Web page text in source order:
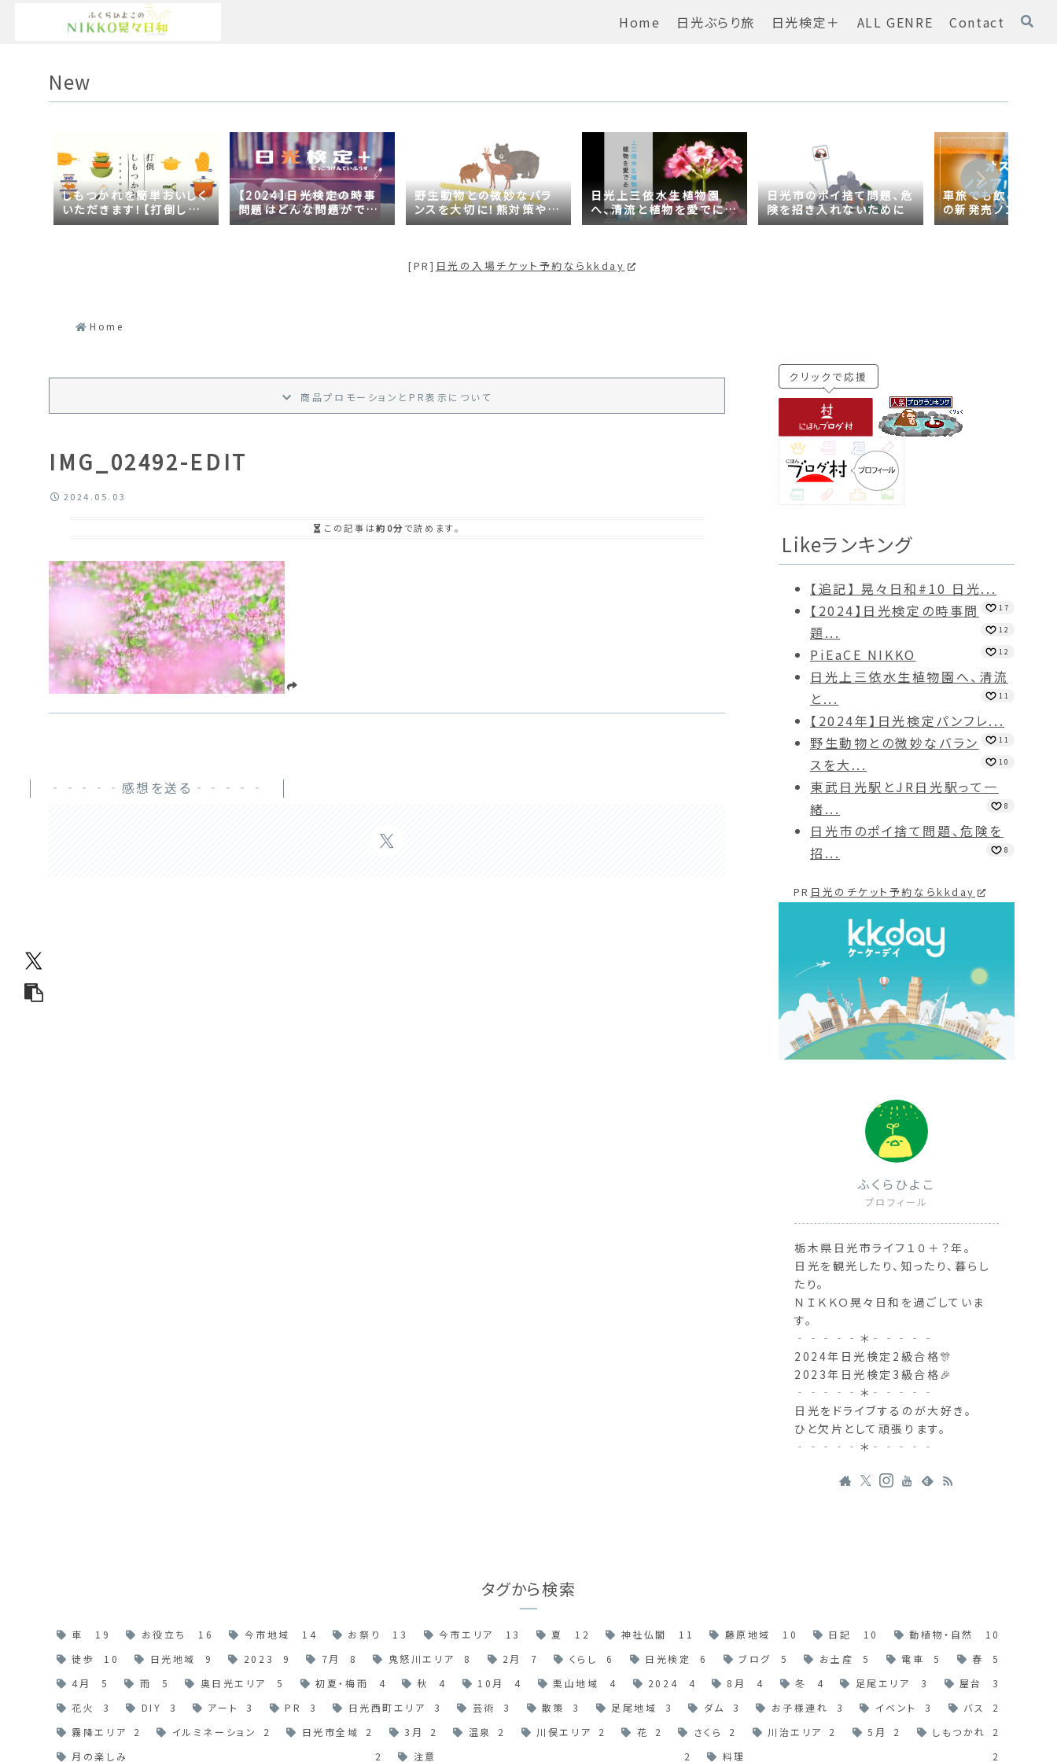
Home 日光ぶらり旅 日光検定＋ ALL GENRE Contact
New
しもつかれを簡単おいしく
いただきます！【打倒しも
つかれｓｅａｓｏｎ２】
【2024】日光検定の時事
問題はどんな問題がでる
の？2023年の時事問題は
野生動物との微妙なバラ
ンスを大切に！熊対策や日
光の自然が学べるスポッ
日光上三依水生植物園
へ、清流と植物を愛でに
【プチ日光】
日光市のポイ捨て問題、危
険を招き入れないために
車旅でも飲める！オ
の新発売ノンアルコ
ール【AsahiZERO
[PR] 日光の入場チケット予約ならkkday
Home
商品プロモーション と PR表示について
IMG_02492-EDIT
2024.05.03
この記事は約0分で読めます。
‐‐‐‐‐感想を送る‐‐‐‐‐
クリックで応援
Likeランキング
【追記】 晃々日和#10 日光...
17
【2024】日光検定の時事問
題...
12
PiEaCE NIKKO 12
日光上三依水生植物園へ、清流
と...
11
【2024年】日光検定パンフレ...
11
野生動物との微妙なバラン
スを大...
10
東武日光駅とJR日光駅って一
緒...
8
日光市のポイ捨て問題、危険を
招...
8
PR 日光のチケット予約ならkkday
ふくらひよこ
プロフィール
栃木県日光市ライフ１０＋？年。
日光を観光したり、知ったり、暮らし
たり。
ＮＩＫＫＯ晃々日和を過ごしていま
す。
‐‐‐‐‐＊‐‐‐‐‐
2024年日光検定2級合格🎊
2023年日光検定3級合格🎉
‐‐‐‐‐＊‐‐‐‐‐
日光をドライブするのが大好き。
ひと欠片として頑張ります。
‐‐‐‐‐＊‐‐‐‐‐
タグから検索
車 19 お役立ち 16 今市地域 14 お祭り 13 今市エリア 13 夏 12 神社仏閣 11 藤原地域 10 日記 10 動植物・自然
10
徒歩
10 日光地域 9 2023 9 7月 8 鬼怒川エリア 8 2月 7 くらし 6 日光検定 6 ブログ 5 お土産 5 電車 5 春
5
4月
5 雨 5 奥日光エリア 5 初夏・梅雨 4 秋 4 10月 4 栗山地域 4 2024 4 8月 4 冬 4 足尾エリア 3 屋台
3
花火
3 DIY 3 アート 3 PR 3 日光西町エリア 3 芸術 3 散策 3 足尾地域 3 ダム 3 お子様連れ 3 イベント 3 バス
2
霧降エリア
2 イルミネーション 2 日光市全域 2 3月 2 温泉 2 川俣エリア 2 花 2 さくら 2 川治エリア 2 5月 2 しもつかれ
2
月の楽しみ
2 注意 2 料理 2